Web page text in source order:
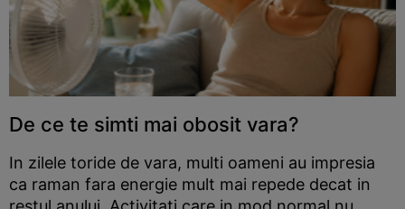
De ce te simti mai obosit vara?
In zilele toride de vara, multi oameni au impresia
ca raman fara energie mult mai repede decat in